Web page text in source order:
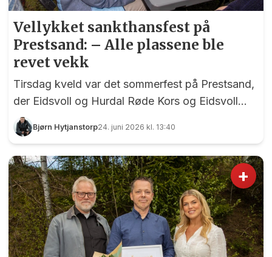
Vellykket sankthansfest på
Prestsand: – Alle plassene ble
revet vekk
Tirsdag kveld var det sommerfest på Prestsand,
der Eidsvoll og Hurdal Røde Kors og Eidsvoll
Frivilligsentral hadde gått sammen om en
sankthansfeiring for hjemmeboende eldre og
Bjørn Hytjanstorp24. juni 2026 kl. 13:40
+